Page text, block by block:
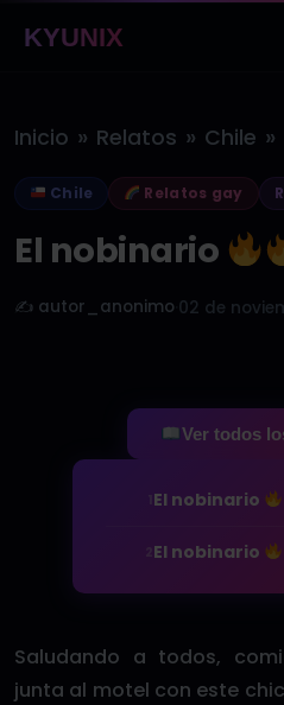
KYUNIX
Inicio » Relatos » Chile »
Chile Relatos gay
El nobinario
✍️ autor_anonimo 02 de
Ver todos
El nobinario
El nobinario
Saludando a todos,
junta al motel con este